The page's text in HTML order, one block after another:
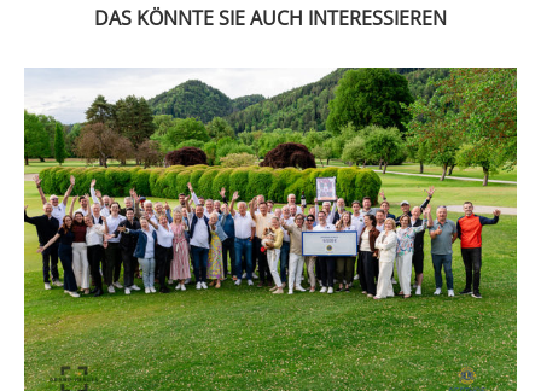
DAS KÖNNTE SIE AUCH INTERESSIEREN